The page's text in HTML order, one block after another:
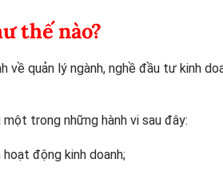
thế nào?
quản lý ngành, nghề đầu tư kinh
trong những hành vi sau đây:
động kinh doanh;